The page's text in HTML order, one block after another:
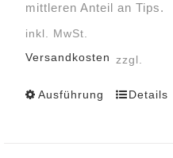
mittleren Anteil an Tips.
inkl. MwSt.
zzgl.
Versandkosten
Ausführung
Dieses
Details